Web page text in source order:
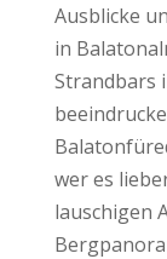
Ausblicke
in
Strandbars
wer es
lauschigen